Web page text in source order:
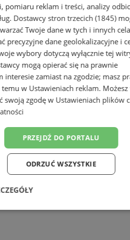
do Wodzisławia
termin na 13
pomiaru reklam i treści, analizy
Dostawcy stron trzecich (1845)
Twoje dane w tych i innych
precyzyjne dane geolokalizacyjne i
wybory dotyczą wyłącznie tej
mogą opierać się na prawnie
interesie zamiast na zgodzie; masz
temu wUstawieniach reklam.
swoją zgodę w Ustawieniach plików
PRZEJDŹ DO PORTALU
ODRZUĆ WSZYSTKIE
Wydajność